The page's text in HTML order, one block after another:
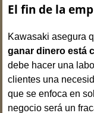
El fin de la
Kawasaki asegura
ganar dinero está
debe hacer una
clientes una
que se enfoca en
negocio será un